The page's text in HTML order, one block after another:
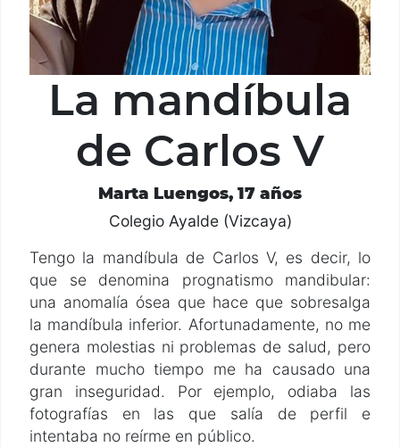
La mandíbula
de Carlos V
Marta Luengos, 17 años
Colegio Ayalde (Vizcaya)
Tengo la mandíbula de Carlos V, es decir, lo
que se denomina prognatismo mandibular:
una anomalía ósea que hace que sobresalga
la mandíbula inferior. Afortunadamente, no me
genera molestias ni problemas de salud, pero
durante mucho tiempo me ha causado una
gran inseguridad. Por ejemplo, odiaba las
fotografías en las que salía de perfil e
intentaba no reírme en público.